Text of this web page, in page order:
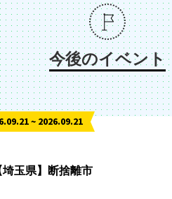
今後のイベント
~ 2026.09.21
埼玉県】断捨離市